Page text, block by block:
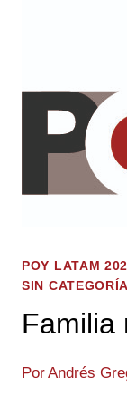
POY LATAM
SIN CATEGORÍA
Familia
PorAndrés